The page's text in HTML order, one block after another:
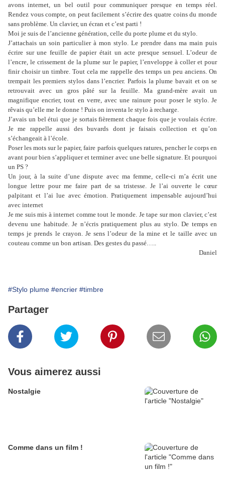
avons internet, un bel outil pour communiquer presque en temps réel.
Rendez vous compte, on peut facilement s’écrire des quatre coins du monde
sans problème. Un clavier, un écran et c’est parti !
Moi je suis de l’ancienne génération, celle du porte plume et du stylo.
J’attachais un soin particulier à mon stylo. Le prendre dans ma main puis
écrire sur une feuille de papier était un acte presque sensuel. L’odeur de
l’encre, le crissement de la plume sur le papier, l’enveloppe à coller et pour
finir choisir un timbre. Tout cela me rappelle des temps un peu anciens. On
trempait les premiers stylos dans l’encrier. Parfois la plume bavait et on se
retrouvait avec un gros pâté sur la feuille. Ma grand-mère avait un
magnifique encrier, tout en verre, avec une rainure pour poser le stylo. Je
rêvais qu’elle me le donne ! Puis on inventa le stylo à recharge.
J’avais un bel étui que je sortais fièrement chaque fois que je voulais écrire.
Je me rappelle aussi des buvards dont je faisais collection et qu’on
s’échangeait à l’école.
Poser les mots sur le papier, faire parfois quelques ratures, pencher le corps en
avant pour bien s’appliquer et terminer avec une belle signature. Et pourquoi
un PS ?
Un jour, à la suite d’une dispute avec ma femme, celle-ci m’a écrit une
longue lettre pour me faire part de sa tristesse. Je l’ai ouverte le cœur
palpitant et l’ai lue avec émotion. Pratiquement impensable aujourd’hui
avec internet
Je me suis mis à internet comme tout le monde. Je tape sur mon clavier, c’est
devenu une habitude. Je n’écris pratiquement plus au stylo. De temps en
temps je prends le crayon. Je sens l’odeur de la mine et le taille avec un
couteau comme un bon artisan. Des gestes du passé…..
Daniel
#Stylo plume #encrier #timbre
Partager
Vous aimerez aussi
Nostalgie
Comme dans un film !